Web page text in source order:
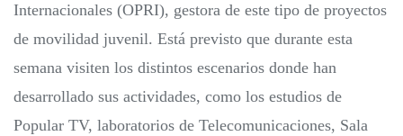
Internacionales (OPRI), gestora de este tipo de proyectos
de movilidad juvenil. Está previsto que durante esta
semana visiten los distintos escenarios donde han
desarrollado sus actividades, como los estudios de
Popular TV, laboratorios de Telecomunicaciones, Sala